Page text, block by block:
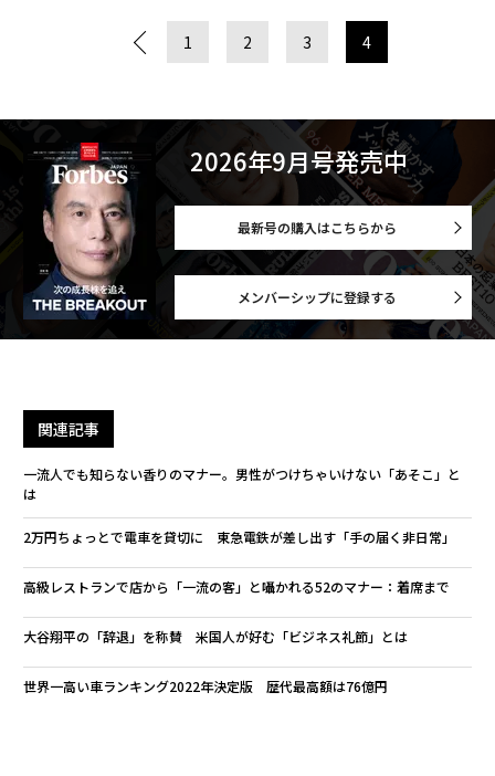
1 2 3 4
2026年9月号発売中
最新号の購入はこちらから
メンバーシップに登録する
関連記事
一流人でも知らない香りのマナー。男性がつけちゃいけない「あそこ」と
は
2万円ちょっとで電車を貸切に 東急電鉄が差し出す「手の届く非日常」
高級レストランで店から「一流の客」と囁かれる52のマナー：着席まで
大谷翔平の「辞退」を称賛 米国人が好む「ビジネス礼節」とは
世界一高い車ランキング2022年決定版 歴代最高額は76億円